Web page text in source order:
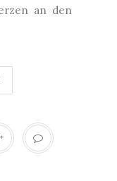
an den